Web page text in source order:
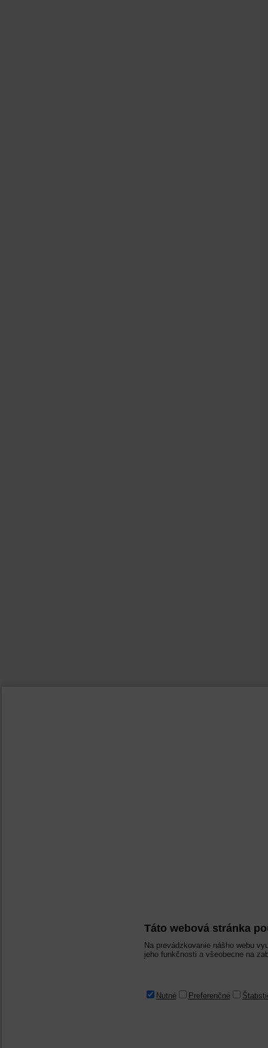
Táto webová stránka
Na prevádzkovanie nášho webu
jeho funkčnosti a všeobecne na
Nutné Preferenčné